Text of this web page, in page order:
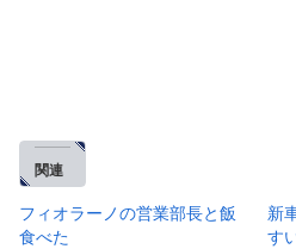
関連
フィオラーノの営業部長と飯
食べた
新
す